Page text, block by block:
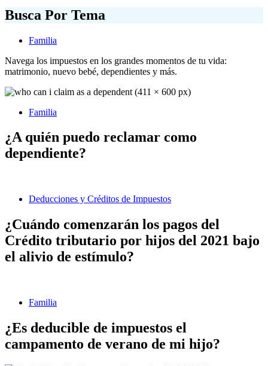
Busca Por Tema
Familia
Navega los impuestos en los grandes momentos de tu vida:
matrimonio, nuevo bebé, dependientes y más.
Familia
¿A quién puedo reclamar como
dependiente?
Deducciones y Créditos de Impuestos
¿Cuándo comenzarán los pagos del
Crédito tributario por hijos del 2021 bajo
el alivio de estímulo?
Familia
¿Es deducible de impuestos el
campamento de verano de mi hijo?